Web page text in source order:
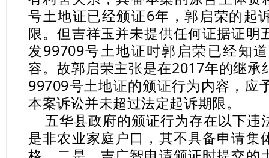
号土地证已经颁证6年，郭启荣的起
限。但吉祥玉并未提供任何证据证明
发99709号土地证时郭启荣已经知
容。故郭启荣主张是在2017年的继承
99709号土地证的颁证行为内容，应
本案诉讼并未超过法定起诉期限。
五华县政府的颁证行为存在以下违
是非农业家庭户口，其不具备申请集